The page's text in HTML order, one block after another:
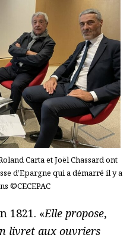
Carta et Joël Chassard ont
d’Epargne qui a démarré il y a
©CECEPAC
1821. «Elle propose,
livret aux ouvriers